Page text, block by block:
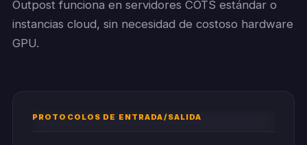
Outpost funciona en servidores COTS estándar o
instancias cloud, sin necesidad de costoso hardware
GPU.
PROTOCOLOS DE ENTRADA/SALIDA